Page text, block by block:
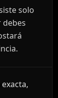
solo